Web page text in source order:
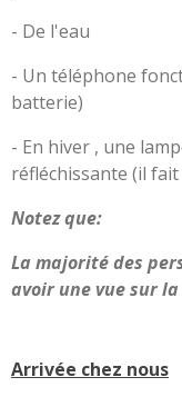
- De l'eau
- Un téléphone
batterie)
- En hiver , une
réfléchissante (il
Notez que:
La majorité des
avoir une vue sur
Arrivée chez nous